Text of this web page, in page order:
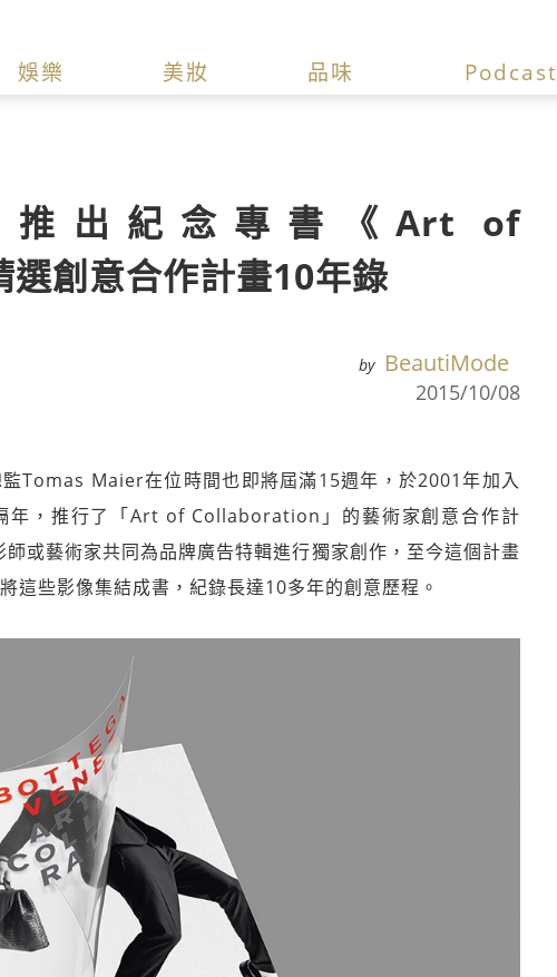
娛樂 美妝 品味 Podcast
推出紀念專書《Art of
創意合作計畫10年錄
by BeautiMode
2015/10/08
Tomas Maier在位時間也即將屆滿15週年，於2001年加入
年，推行了「Art of Collaboration」的藝術家創意合作計
或藝術家共同為品牌廣告特輯進行獨家創作，至今這個計畫
這些影像集結成書，紀錄長達10多年的創意歷程。